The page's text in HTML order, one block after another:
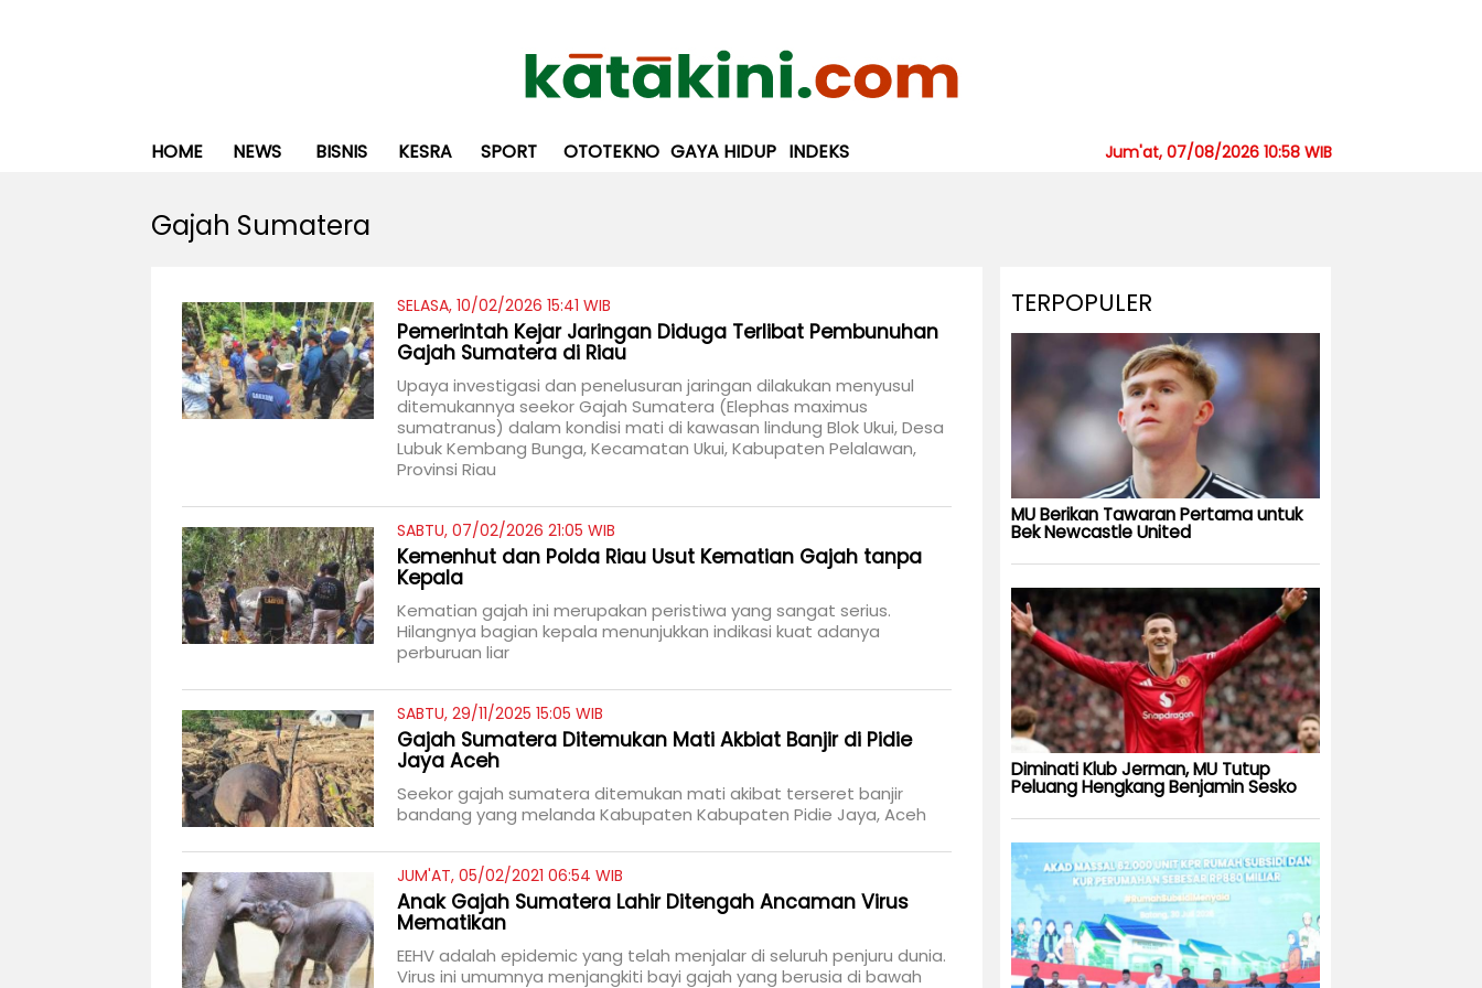
HOME NEWS BISNIS KESRA SPORT OTOTEKNO GAYA HIDUP INDEKS Jum'at, 07/08/2026 10:58 WIB
Gajah Sumatera
SELASA, 10/02/2026 15:41 WIB
Pemerintah Kejar Jaringan Diduga Terlibat Pembunuhan
Gajah Sumatera di Riau
Upaya investigasi dan penelusuran jaringan dilakukan menyusul
ditemukannya seekor Gajah Sumatera (Elephas maximus
sumatranus) dalam kondisi mati di kawasan lindung Blok Ukui, Desa
Lubuk Kembang Bunga, Kecamatan Ukui, Kabupaten Pelalawan,
Provinsi Riau
SABTU, 07/02/2026 21:05 WIB
Kemenhut dan Polda Riau Usut Kematian Gajah tanpa
Kepala
Kematian gajah ini merupakan peristiwa yang sangat serius.
Hilangnya bagian kepala menunjukkan indikasi kuat adanya
perburuan liar
SABTU, 29/11/2025 15:05 WIB
Gajah Sumatera Ditemukan Mati Akbiat Banjir di Pidie
Jaya Aceh
Seekor gajah sumatera ditemukan mati akibat terseret banjir
bandang yang melanda Kabupaten Kabupaten Pidie Jaya, Aceh
JUM'AT, 05/02/2021 06:54 WIB
Anak Gajah Sumatera Lahir Ditengah Ancaman Virus
Mematikan
EEHV adalah epidemic yang telah menjalar di seluruh penjuru dunia.
Virus ini umumnya menjangkiti bayi gajah yang berusia di bawah
TERPOPULER
MU Berikan Tawaran Pertama untuk
Bek Newcastle United
Diminati Klub Jerman, MU Tutup
Peluang Hengkang Benjamin Sesko